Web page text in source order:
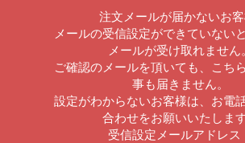
注文メールが届かないお
メールの受信設定ができていない
メールが受け取れません。
ご確認のメールを頂いても、こち
事も届きません。
設定がわからないお客様は、お電
合わせをお願いいたします
受信設定メールアドレス